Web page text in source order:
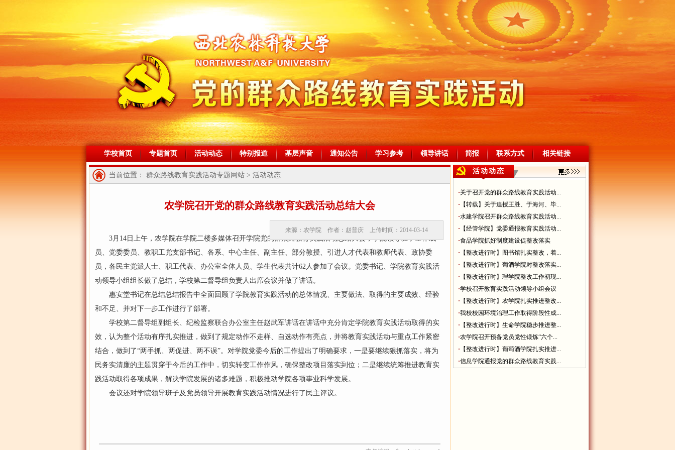
学校首页 专题首页 活动动态 特别报道 基层声音 通知公告 学习参考 领导讲话 简报 联系方式 相关链接
当前位置： 群众路线教育实践活动专题网站 > 活动动态
农学院召开党的群众路线教育实践活动总结大会
来源：农学院 作者：赵普庆 上传时间：2014-03-14
3月14日上午，农学院在学院二楼多媒体召开学院党的群众路教育实践活动总结大会，学院领导班子全体成
员、党委委员、教职工党支部书记、各系、中心主任、副主任、部分教授、引进人才代表和教师代表、政协委
员，各民主党派人士、职工代表、办公室全体人员、学生代表共计62人参加了会议。党委书记、学院教育实践活
动领导小组组长做了总结，学校第二督导组负责人出席会议并做了讲话。
惠安堂书记在总结总结报告中全面回顾了学院教育实践活动的总体情况、主要做法、取得的主要成效、经验
和不足、并对下一步工作进行了部署。
学校第二督导组副组长、纪检监察联合办公室主任赵武军讲话在讲话中充分肯定学院教育实践活动取得的实
效，认为整个活动有序扎实推进，做到了规定动作不走样、自选动作有亮点，并将教育实践活动与重点工作紧密
结合，做到了“两手抓、两促进、两不误”。对学院党委今后的工作提出了明确要求，一是要继续狠抓落实，将为
民务实清廉的主题贯穿于今后的工作中，切实转变工作作风，确保整改项目落实到位；二是继续统筹推进教育实
践活动取得各项成果，解决学院发展的诸多难题，积极推动学院各项事业科学发展。
会议还对学院领导班子及党员领导开展教育实践活动情况进行了民主评议。
活动动态
·关于召开党的群众路线教育实践活动...
· 【转载】关于追授王胜、于海河、毕...
·水建学院召开群众路线教育实践活动...
· 【经管学院】党委通报教育实践活动...
·食品学院抓好制度建设促整改落实
· 【整改进行时】图书馆扎实整改，着...
· 【整改进行时】葡酒学院对整改落实...
· 【整改进行时】理学院整改工作初现...
·学校召开教育实践活动领导小组会议
· 【整改进行时】农学院扎实推进整改...
·我校校园环境治理工作取得阶段性成...
· 【整改进行时】生命学院稳步推进整...
·农学院召开预备党员党性锻炼“六个...
· 【整改进行时】葡萄酒学院扎实推进...
·信息学院通报党的群众路线教育实践...